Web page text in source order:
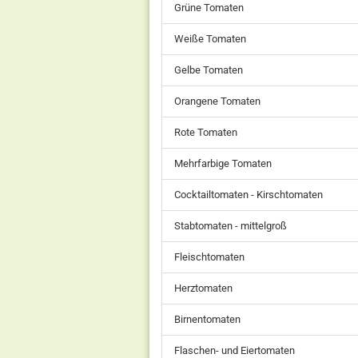
Grüne Tomaten
Weiße Tomaten
Gelbe Tomaten
Orangene Tomaten
Rote Tomaten
Mehrfarbige Tomaten
Cocktailtomaten - Kirschtomaten
Stabtomaten - mittelgroß
Fleischtomaten
Herztomaten
Birnentomaten
Flaschen- und Eiertomaten